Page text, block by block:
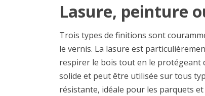
Lasure, peinture
Trois types de finitions sont
le vernis. La lasure est
respirer le bois tout en le protégeant
solide et peut être utilisée sur tous
résistante, idéale pour les parquets et